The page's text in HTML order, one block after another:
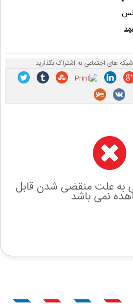
های اجتماعی به اشتراک بگذارید
به علت منقضی شدن قابل
نمی باشد